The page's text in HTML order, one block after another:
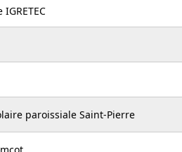
paroissiale Saint-Pierre